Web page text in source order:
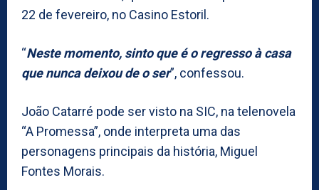
22 de fevereiro, no Casino Estoril.
“Neste momento, sinto que é o regresso à casa
que nunca deixou de o ser”, confessou.
João Catarré pode ser visto na SIC, na telenovela
“A Promessa”, onde interpreta uma das
personagens principais da história, Miguel
Fontes Morais.